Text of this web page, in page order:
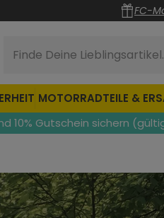
FC-
Finde Deine
MOTORRADTEILE &
10% Gutschein sichern